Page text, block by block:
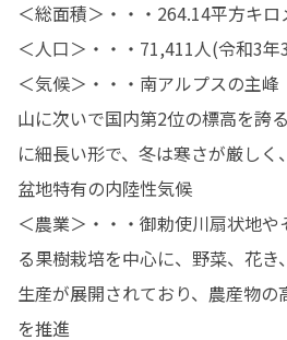
＜総面積＞・・・264.14平方キロ
＜人口＞・・・71,411人(令和3年
＜気候＞・・・南アルプスの主
山に次いで国内第2位の標高を誇
に細長い形で、冬は寒さが厳しく
盆地特有の内陸性気候
＜農業＞・・・御勅使川扇状地
る果樹栽培を中心に、野菜、花
生産が展開されており、農産物
を推進